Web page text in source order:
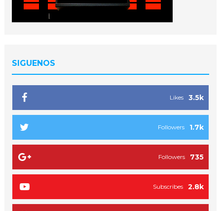
SIGUENOS
3.5k
Likes
1.7k
Followers
735
Followers
2.8k
Subscribes